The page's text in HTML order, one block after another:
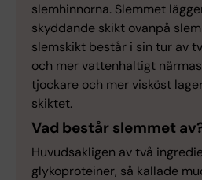
slemhinnorna. Slemmet
skyddande skikt ovanpå
slemskikt består i sin tur av
och mer vattenhaltigt
tjockare och mer visköst
skiktet.
Vad består slemmet
Huvudsakligen av två
glykoproteiner, så kallade